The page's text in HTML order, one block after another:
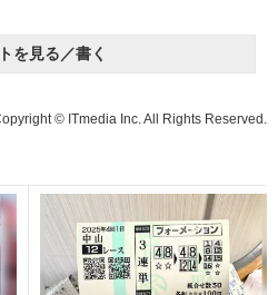
を見る／書く
© ITmedia Inc. All Rights Reserved.